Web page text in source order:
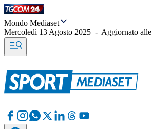
Mondo Mediaset
Mercoledì 13 Agosto 2025 - Aggiornato alle